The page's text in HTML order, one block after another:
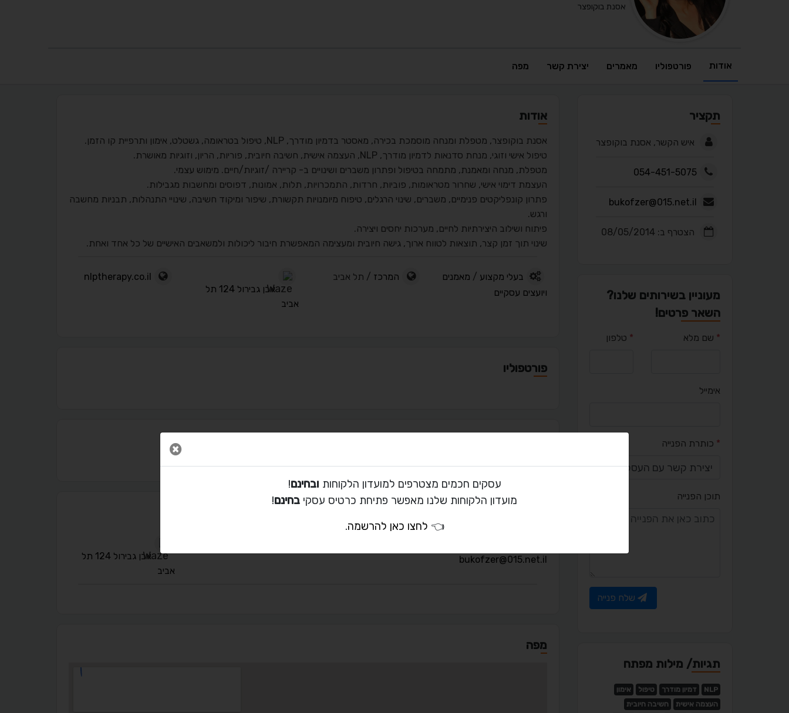
אסנת בוקופצר
אודות פורטפוליו מאמרים יצירת קשר מפה
תקציר
איש הקשר, אסנת בוקופצר
054-451-5075
bukofzer@015.net.il
הצטרף ב: 08/05/2014
מעוניין בשירותים שלנו?
השאר פרטים!
* שם מלא * טלפון
אימייל
* כותרת הפנייה
תוכן הפנייה
שלח פנייה
תגיות/ מילות מפתח
NLP דמיון מודרך טיפול
אימון
העצמה אישית
חשיבה חיובית
אודות
אסנת בוקופצר, מטפלת ומנחה מוסמכת בכירה, מאסטר בדמיון מודרך, NLP, טיפול בטראומה, גשטלט, אימון ותרפיית קו הזמן.
טיפול אישי וזוגי, מנחת סדנאות לדמיון מודרך, NLP, העצמה אישית, חשיבה חיובית, פוריות, הריון, וזוגיות מאושרת.
מטפלת, מנחה ומאמנת, מתמחה בטיפול ופתרון משברים ושינויים ב- קריירה /זוגיות/חיים. מימוש עצמי.
העצמת דימוי אישי, שחרור מטראומות, פוביות, חרדות, התמכרויות, תלות, אמונות, דפוסים ומחשבות מגבילות.
פתרון קונפליקטים פנימיים, משברים, שינוי הרגלים, טיפוח מיומנויות תקשורת, שיפור ומיקוד חשיבה, שינויי התנהלות, תבניות מחשבה
ורגש.
פיתוח ושילוב היצירתיות לחיים, מערכות יחסים ויצירה.
שינוי תוך זמן קצר, תוצאות לטווח ארוך, גישה חיובית ומעצימה המאפשרת חיבור ליכולות ולמשאבים האישיים של כל אחד ואחת.
בעלי מקצוע / מאמנים
ויועצים עסקיים
המרכז / תל אביב
אבן גבירול 124 תל
אביב
nlptherapy.co.il
פורטפוליו
bukofzer@015.net.il
אבן גבירול 124 תל
אביב
מפה
סגור חלון
עסקים חכמים מצטרפים למועדון הלקוחות ובחינם!
מועדון הלקוחות שלנו מאפשר פתיחת כרטיס עסקי בחינם!
👈 לחצו כאן להרשמה.
נגישות מאת ASM Accessibility